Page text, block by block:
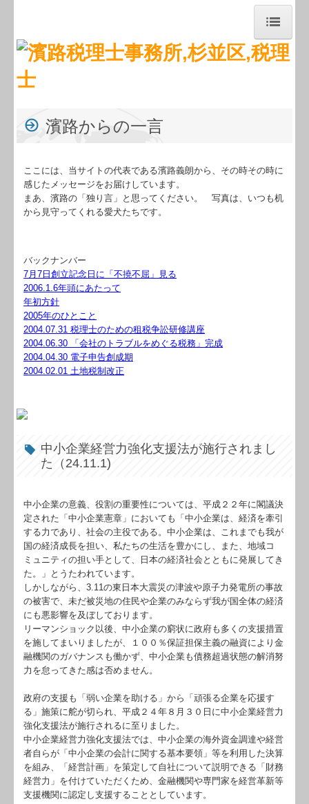
トップページ
職員紹介
交通案内
セミナー案内
関連リンク
リンク集
お問合せ
関与先向け融資商品ご紹介
経営者お役立ち情報
経営者オススメ情報
Q&A経営相談
税務カレンダー
税務Q&A
社長メニューASP版
TKCシステムQ&A
経営革新等支援機関とは
経営改善計画の策定支援
経営改善オンデマンド講座
ビジネスレポート
濱路からの一言
濱路からの一言
ここには、当サイトの代表である濱路義朗から、その時その時に
感じたメッセージをお届けしています。
まあ、濱路の「独り言」と思ってください。 写真は、いつも机
から見守ってくれる愛犬たちです。
バックナンバー
7月7日創立記念日に「不撓不屈」見る
2006.1.6年頭にあたって
年初方針
2005年のひとこと
2004.07.31 税理士のための租税争訟研修講座
2004.06.30 「会社のトラブルをめぐる税務」完成
2004.04.30 電子申告創成期
2004.02.01 土地税制改正
中小企業経営力強化支援法が施行されまし
た（24.11.1)
中小企業の意義、役割の重要性については、平成２２年に閣議決
定された「中小企業憲章」においても「中小企業は、経済を牽引
する力であり、社会の主役である。中小企業は、これまでも我が
国の経済成長を担い、私たちの生活を豊かにし、また、地域コ
ミュニティの担い手として、日本の経済社会とともに発展してき
た。」とうたわれています。
しかしながら、3.11の東日本大震災の津波や原子力発電所の事故
の被害で、未だ被災地の住民や企業のみならず我が国全体の経済
にも悪影響を及ぼしております。
リーマンショック以後、中小企業の窮状に政府も多くの支援措置
を施してまいりましたが、１００％保証担保主義の融資により金
融機関のガバナンスも働かず、中小企業も債務超過状態の解消努
力を怠ってきた感は否めません。
政府の支援も「弱い企業を助ける」から「頑張る企業を応援す
る」施策に舵が切られ、平成２４年８月３０日に中小企業経営力
強化支援法が施行されるに至りました。
中小企業経営力強化支援法では、中小企業の海外資金調達や経営
者自らが「中小企業の会計に関する基本要領」等を利用した決算
を組み、「経営計画」を策定して自社について説明できる「財務
経営力」を付けていただくため、金融機関や専門家を経営革新等
支援機関に認定し支援することとしています。